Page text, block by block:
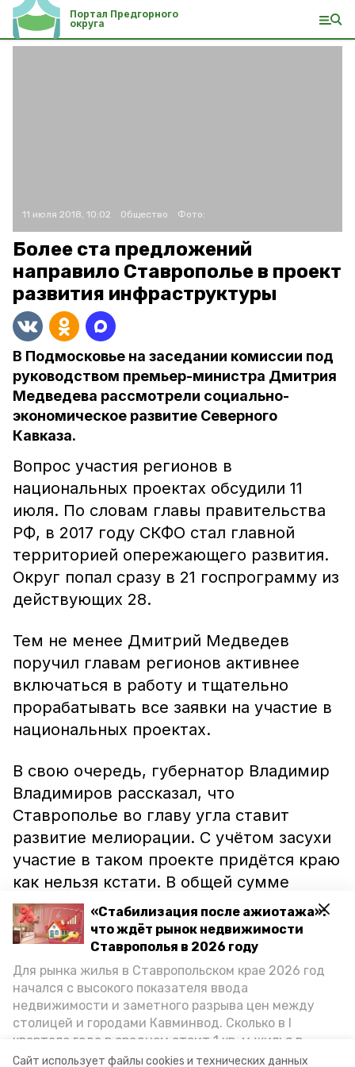
Сайт использует файлы cookies и технических данных
«Стабилизация после ажиотажа»:
что ждёт рынок недвижимости
Ставрополья в 2026 году
Для рынка жилья в Ставропольском крае 2026 год
начался с высокого показателя ввода
недвижимости и заметного разрыва цен между
столицей и городами Кавминвод. Сколько в I
квартале года в среднем стоит 1 кв. м жилья в
городах и округах региона, как изменился спрос на
Портал Предгорного
округа
11 июля 2018, 10:02 Общество Фото:
Более ста предложений
направило Ставрополье в проект
развития инфраструктуры
В Подмосковье на заседании комиссии под
руководством премьер-министра Дмитрия
Медведева рассмотрели социально-
экономическое развитие Северного
Кавказа.
Вопрос участия регионов в
национальных проектах обсудили 11
июля. По словам главы правительства
РФ, в 2017 году СКФО стал главной
территорией опережающего развития.
Округ попал сразу в 21 госпрограмму из
действующих 28.
Тем не менее Дмитрий Медведев
поручил главам регионов активнее
включаться в работу и тщательно
прорабатывать все заявки на участие в
национальных проектах.
В свою очередь, губернатор Владимир
Владимиров рассказал, что
Ставрополье во главу угла ставит
развитие мелиорации. С учётом засухи
участие в таком проекте придётся краю
как нельзя кстати. В общей сумме
регион направил более сотни
предложений комплексного развития
инфраструктуры.
Ранее сообщалось, что губернатор
Владимир Владимировобсуждал
развитие строительного комплекса
региона с министром строительства